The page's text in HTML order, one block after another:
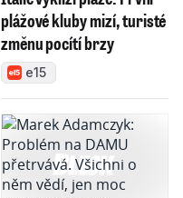
plážové kluby mizí, turisté
změnu pocítí brzy
e15